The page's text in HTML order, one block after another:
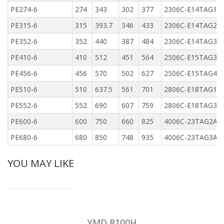
PE274-6 274 343 302 377
2306C-E14TAG1
PE315-6
315 393.7 346 433
2306C-E14TAG2
PE352-6
352 440 387 484
2306C-E14TAG3
PE410-6
410 512 451 564
2506C-E15TAG3
PE456-6
456 570 502 627
2506C-E15TAG4
PE510-6
510 637.5 561 701
2806C-E18TAG1
PE552-6
552 690 607 759
2806C-E18TAG3
PE600-6
600 750 660 825
4006C-23TAG2A
PE680-6
680 850 748 935 4006C-23TAG3A
YOU MAY LIKE